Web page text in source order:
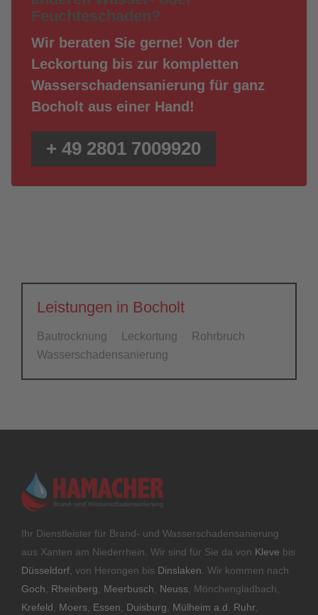
Feuchteschaden?
Wir beraten Sie gerne! Von der
Leckortung bis zur kompletten
Wasserschadensanierung für ganz
Bocholt aus einer Hand!
+ 49 2801 7009920
Leistungen in Bocholt
Bautrocknung Leckortung
Rohrbruch
Wasserschadensanierung
Ihr Dienstleister für Brand- und Wasserschadensanierung
aus Xanten am Niederrhein. Wir sind für Sie da von Kleve bis
Düsseldorf , von Herongen bis Dinslaken . Wir kommen nach
Goch
Rheinberg Meerbusch Neuss , Mönchengladbach,
Krefeld
Moers Essen Duisburg Mülheim a.d. Ruhr,